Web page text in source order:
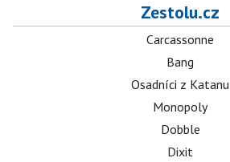
Zestolu.cz
Carcassonne
Bang
Osadníci z Katanu
Monopoly
Dobble
Dixit